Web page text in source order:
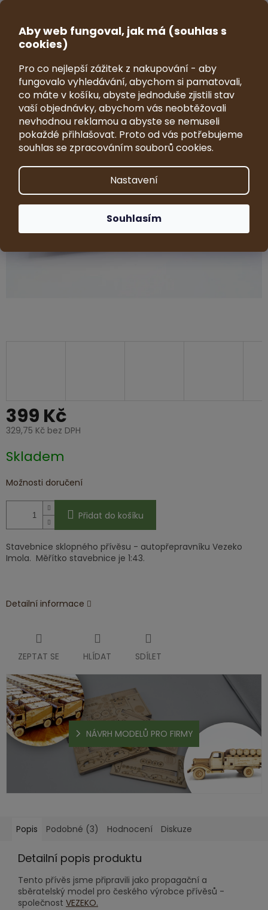
Aby web fungoval, jak má (souhlas s
cookies)
Pro co nejlepší zážitek z nakupování - aby
fungovalo vyhledávání, abychom si pamatovali,
co máte v košíku, abyste jednoduše zjistili stav
vaší objednávky, abychom vás neobtěžovali
nevhodnou reklamou a abyste se nemuseli
pokaždé přihlašovat. Proto od vás potřebujeme
souhlas se zpracováním souborů cookies.
Nastavení
Souhlasím
Přejít
obsah
Model přívěsu Vezeko Imola 1:43
Průměrné
hodnocení
produktu
Neohodnoceno Podrobnosti hodnocení
Značka:VRKY - sběratelské modely
399 Kč
329,75 Kč bez DPH
cena:
Skladem
Možnosti doručení
Přidat do košíku
Stavebnice sklopného přívěsu - autopřepravníku Vezeko
Imola. Měřítko stavebnice je 1:43.
Detailní informace
ZEPTAT SE HLÍDAT SDÍLET
NÁVRH MODELŮ PRO FIRMY
Popis Podobné (3) Hodnocení Diskuze
Detailní popis produktu
Tento přívěs jsme připravili jako propagační a
sběratelský model pro českého výrobce přívěsů -
společnost VEZEKO.